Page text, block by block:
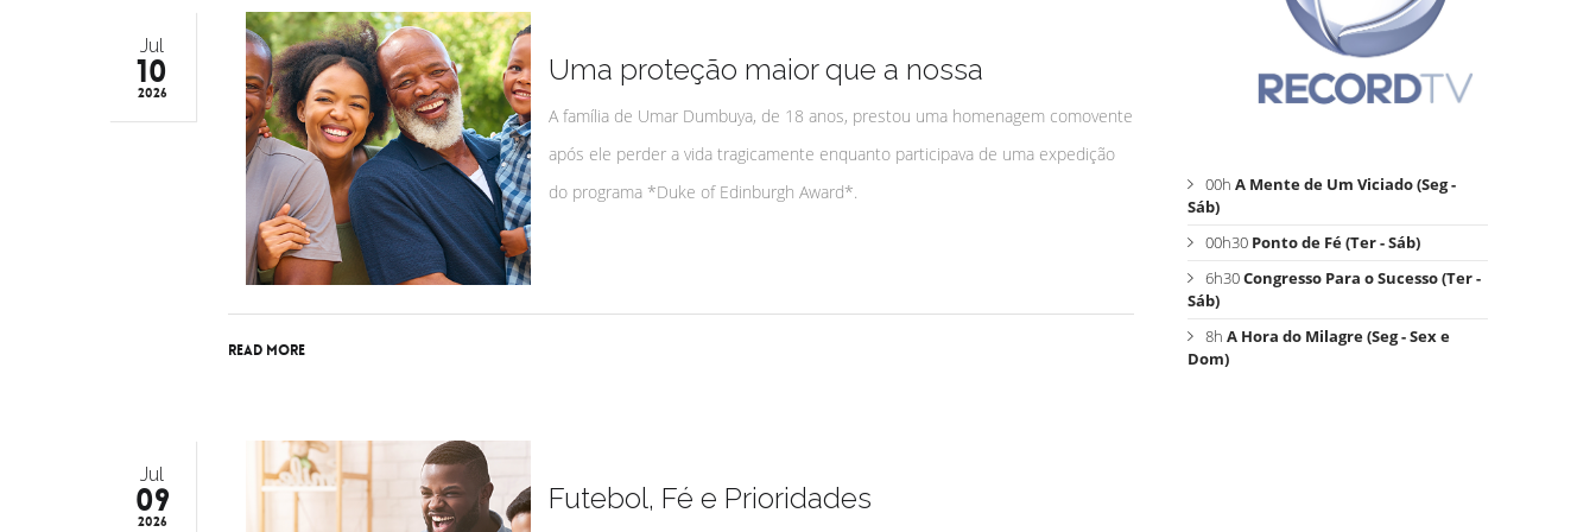
Jul
10
2026
Uma proteção maior que a nossa
A família de Umar Dumbuya, de 18 anos, prestou uma homenagem comovente
após ele perder a vida tragicamente enquanto participava de uma expedição
do programa *Duke of Edinburgh Award*.
Read More
Jul
09
2026
Futebol, Fé e Prioridades
00h A Mente de Um Viciado (Seg -
Sáb)
00h30 Ponto de Fé (Ter - Sáb)
6h30Congresso Para o Sucesso (Ter -
Sáb)
8h A Hora do Milagre (Seg - Sex e
Dom)